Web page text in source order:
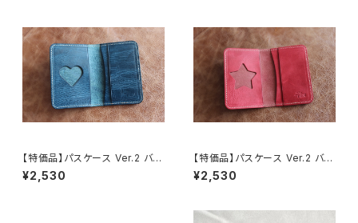
【特価品】パスケース Ver.2 バッ
カス（ハート/ブルー）（送料無
料）
¥2,530
【特価品】パスケース Ver.2 バッ
カス（ スター/レッド）（送料無
料）
¥2,530